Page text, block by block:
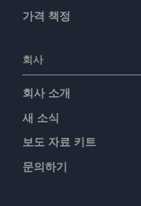
가격 책정
회사
회사 소개
새 소식
보도 자료 키트
문의하기